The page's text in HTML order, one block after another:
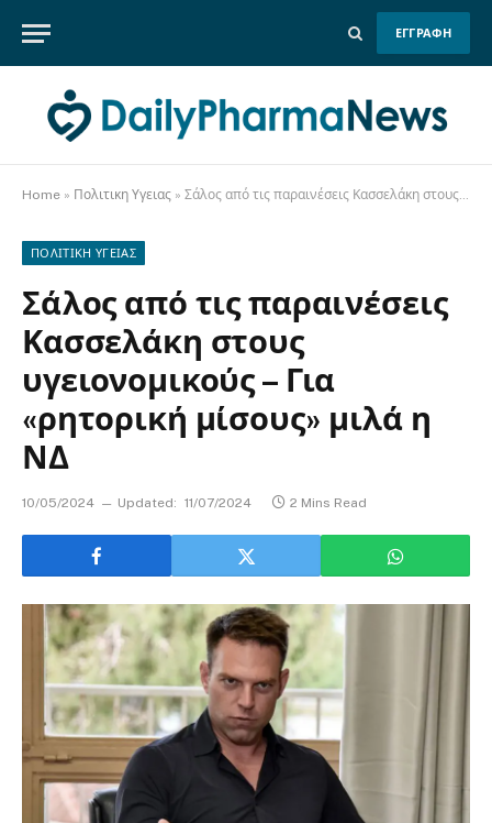
ΕΓΓΡΑΦΗ
Home » Πολιτικη Υγειας » Σάλος από τις παραινέσεις Κασσελάκη στους υγειονομικούς – Για «ρητορική μίσους» μιλά η ΝΔ
ΠΟΛΙΤΙΚΗ ΥΓΕΙΑΣ
Σάλος από τις παραινέσεις
Κασσελάκη στους
υγειονομικούς – Για
«ρητορική μίσους» μιλά η
ΝΔ
10/05/2024 Updated: 11/07/2024 2 Mins Read